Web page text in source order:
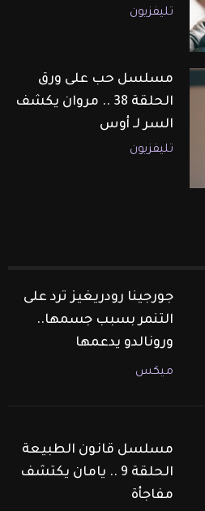
تليفزيون
مسلسل حب على ورق
الحلقة 38 .. مروان يكشف
السر لـ أوس
تليفزيون
جورجينا رودريغيز ترد على
التنمر بسبب جسمها..
ورونالدو يدعمها
ميكس
مسلسل قانون الطبيعة
الحلقة 9 .. يامان يكتشف
مفاجأة